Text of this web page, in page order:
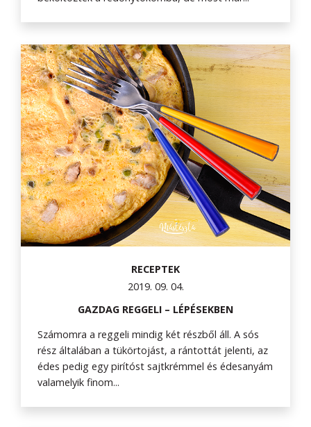
RECEPTEK
2019. 09. 04.
GAZDAG REGGELI – LÉPÉSEKBEN
Számomra a reggeli mindig két részből áll. A sós
rész általában a tükörtojást, a rántottát jelenti, az
édes pedig egy pirítóst sajtkrémmel és édesanyám
valamelyik finom...